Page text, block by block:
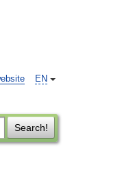
EN
Search!